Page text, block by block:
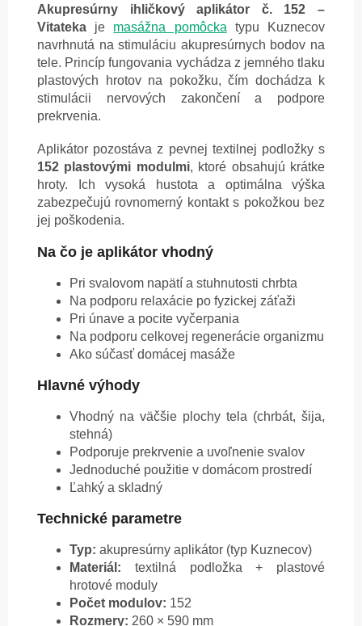
Akupresúrny ihličkový aplikátor č. 152 –
Vitateka je masážna pomôcka typu Kuznecov
navrhnutá na stimuláciu akupresúrnych bodov na
tele. Princíp fungovania vychádza z jemného tlaku
plastových hrotov na pokožku, čím dochádza k
stimulácii nervových zakončení a podpore
prekrvenia.
Aplikátor pozostáva z pevnej textilnej podložky s
152 plastovými modulmi, ktoré obsahujú krátke
hroty. Ich vysoká hustota a optimálna výška
zabezpečujú rovnomerný kontakt s pokožkou bez
jej poškodenia.
Na čo je aplikátor vhodný
Pri svalovom napätí a stuhnutosti chrbta
Na podporu relaxácie po fyzickej záťaži
Pri únave a pocite vyčerpania
Na podporu celkovej regenerácie organizmu
Ako súčasť domácej masáže
Hlavné výhody
Vhodný na väčšie plochy tela (chrbát, šija,
stehná)
Podporuje prekrvenie a uvoľnenie svalov
Jednoduché použitie v domácom prostredí
Ľahký a skladný
Technické parametre
Typ: akupresúrny aplikátor (typ Kuznecov)
Materiál: textilná podložka + plastové
hrotové moduly
Počet modulov: 152
Rozmery: 260 × 590 mm